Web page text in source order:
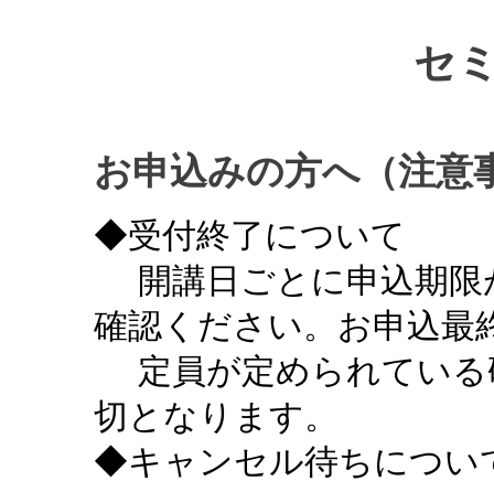
セ
お申込みの方へ（注意
◆受付終了について
開講日ごとに申込期限
確認ください。お申込最
定員が定められている
切となります。
◆キャンセル待ちについ